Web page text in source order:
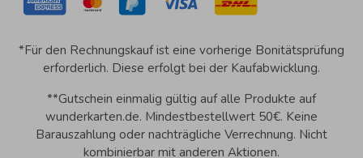
*Für den Rechnungskauf ist eine vorherige Bonitätsprüfung
erforderlich. Diese erfolgt bei der Kaufabwicklung.
**Gutschein einmalig gültig auf alle Produkte auf
wunderkarten.de. Mindestbestellwert 50€. Keine
Barauszahlung oder nachträgliche Verrechnung. Nicht
kombinierbar mit anderen Aktionen.